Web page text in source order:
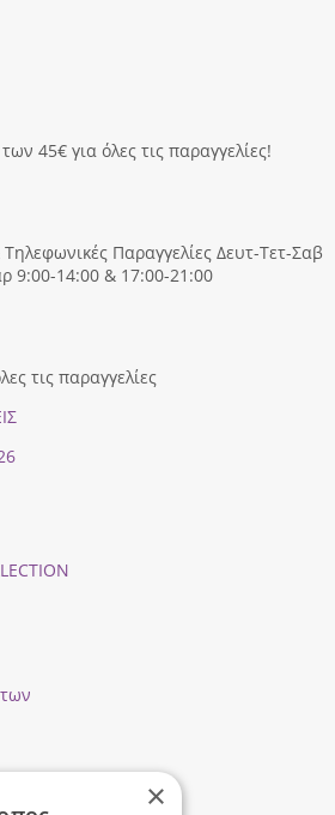
45€ για όλες τις παραγγελίες!
Παραγγελίες Δευτ-Τετ-Σαβ
9:00-14:00 & 17:00-21:00
τις παραγγελίες
×